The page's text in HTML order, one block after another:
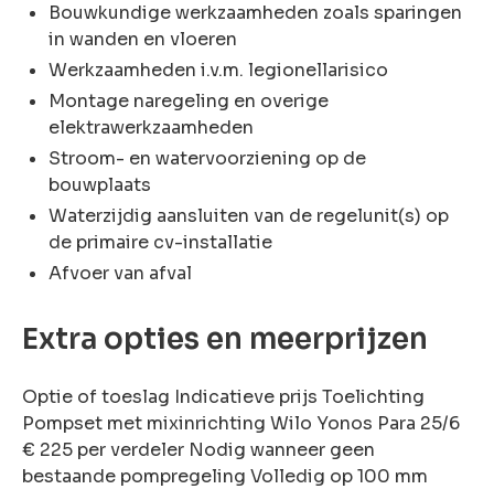
Bouwkundige werkzaamheden zoals sparingen
in wanden en vloeren
Werkzaamheden i.v.m. legionellarisico
Montage naregeling en overige
elektrawerkzaamheden
Stroom- en watervoorziening op de
bouwplaats
Waterzijdig aansluiten van de regelunit(s) op
de primaire cv-installatie
Afvoer van afval
Extra opties en meerprijzen
Optie of toeslag Indicatieve prijs Toelichting
Pompset met mixinrichting Wilo Yonos Para 25/6
€ 225 per verdeler Nodig wanneer geen
bestaande pompregeling Volledig op 100 mm